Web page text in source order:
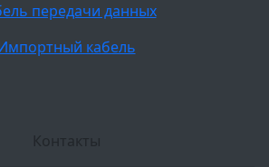
передачи данных
кабель
Контакты